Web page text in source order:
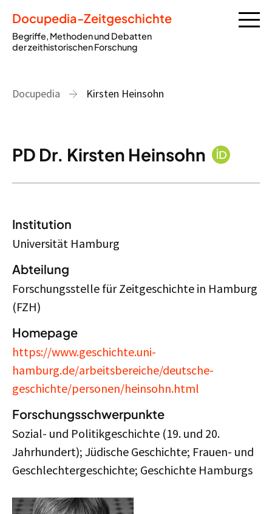
Docupedia-Zeitgeschichte
Begriffe, Methoden und Debatten
der zeithistorischen Forschung
Docupedia Kirsten Heinsohn
PD Dr. Kirsten Heinsohn
Institution
Universität Hamburg
Abteilung
Forschungsstelle für Zeitgeschichte in Hamburg
(FZH)
Homepage
https://www.geschichte.uni-
hamburg.de/arbeitsbereiche/deutsche-
geschichte/personen/heinsohn.html
Forschungsschwerpunkte
Sozial- und Politikgeschichte (19. und 20.
Jahrhundert); Jüdische Geschichte; Frauen- und
Geschlechtergeschichte; Geschichte Hamburgs